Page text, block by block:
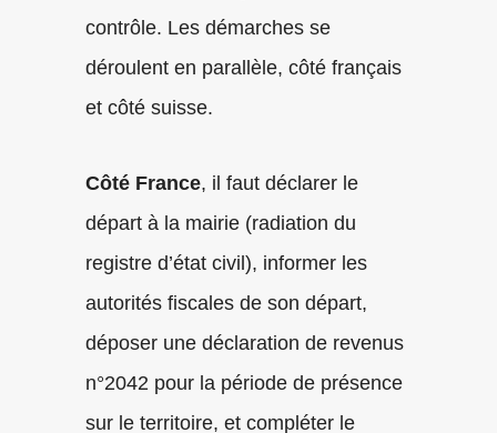
contrôle. Les démarches se
déroulent en parallèle, côté français
et côté suisse.
Côté France, il faut déclarer le
départ à la mairie (radiation du
registre d’état civil), informer les
autorités fiscales de son départ,
déposer une déclaration de revenus
n°2042 pour la période de présence
sur le territoire, et compléter le